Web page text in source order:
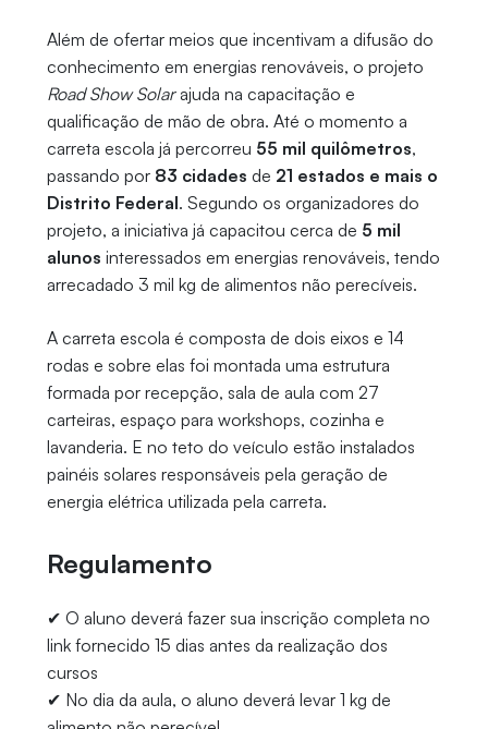
Além de ofertar meios que incentivam a difusão do
conhecimento em energias renováveis, o projeto
Road Show Solarajuda na capacitação e
qualificação de mão de obra. Até o momento a
carreta escola já percorreu 55 mil quilômetros,
passando por 83 cidades de 21 estados e mais o
Distrito Federal. Segundo os organizadores do
projeto, a iniciativa já capacitou cerca de 5 mil
alunos interessados em energias renováveis, tendo
arrecadado 3 mil kg de alimentos não perecíveis.
A carreta escola é composta de dois eixos e 14
rodas e sobre elas foi montada uma estrutura
formada por recepção, sala de aula com 27
carteiras, espaço para workshops, cozinha e
lavanderia. E no teto do veículo estão instalados
painéis solares responsáveis pela geração de
energia elétrica utilizada pela carreta.
Regulamento
✔ O aluno deverá fazer sua inscrição completa no
link fornecido 15 dias antes da realização dos
cursos
✔ No dia da aula, o aluno deverá levar 1 kg de